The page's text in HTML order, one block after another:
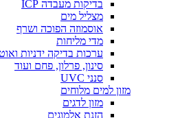
בדיקות מעבדה ICP
מצליל מים
אוסמוזה הפוכה ושרף
מדי מליחות
ערכות בדיקה ידניות
סינון, פרלון, פחם ועוד
סנני UVC
מזון למים מלוחים
מזון לדגים
הזנת אלמוגים